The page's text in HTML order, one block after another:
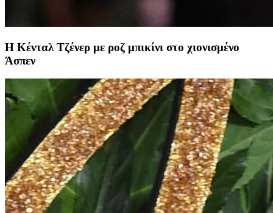
Η Κένταλ Τζένερ με ροζ μπικίνι στο χιονισμένο
Άσπεν